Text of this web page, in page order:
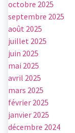
octobre 2025
septembre 2025
août 2025
juillet 2025
juin 2025
mai 2025
avril 2025
mars 2025
février 2025
janvier 2025
décembre 2024